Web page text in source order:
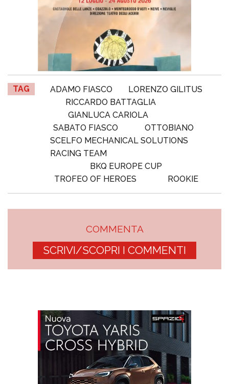
TAG ADAMO FIASCO
LORENZO GILITUS
RICCARDO BATTAGLIA
GIANLUCA CARIOLA
SABATO FIASCO
OTTOBIANO
SCELFO MECHANICAL SOLUTIONS
RACING TEAM
BKQ EUROPE CUP
TROFEO OF HEROES
ROOKIE
COMMENTA
SCRIVI/SCOPRI I COMMENTI